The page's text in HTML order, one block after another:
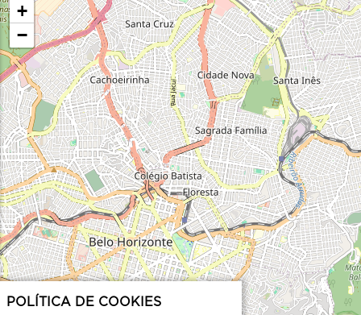
+
−
POLÍTICA DE COOKIES